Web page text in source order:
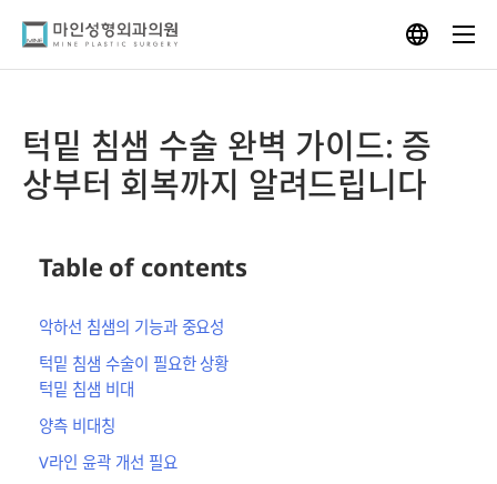
content
턱밑 침샘 수술 완벽 가이드: 증
상부터 회복까지 알려드립니다
Table of contents
악하선 침샘의 기능과 중요성
턱밑 침샘 수술이 필요한 상황
턱밑 침샘 비대
양측 비대칭
V라인 윤곽 개선 필요